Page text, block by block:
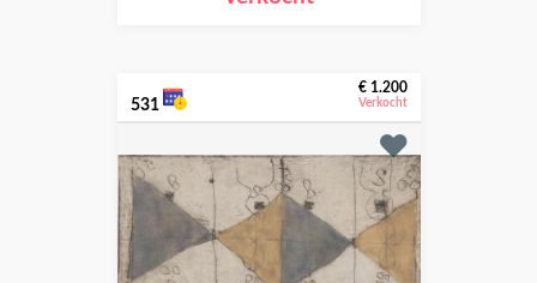
531
€ 1.200
Verkocht